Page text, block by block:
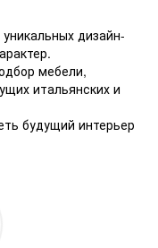
дизайн-
мебели,
итальянских и
будущий интерьер